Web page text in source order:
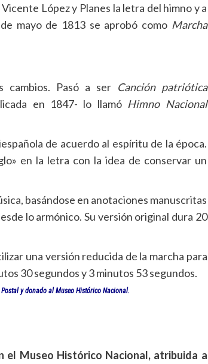
López y Planes la letra del himno y a
mayo de 1813 se aprobó como Marcha
Pasó a ser Canción patriótica
en 1847- lo llamó Himno Nacional
de acuerdo al espíritu de la época.
en la letra con la idea de conservar un
basándose en anotaciones manuscritas
lo armónico. Su versión original dura 20
una versión reducida de la marcha para
30 segundos y 3 minutos 53 segundos.
y donado al Museo Histórico Nacional.
el Museo Histórico Nacional, atribuida a